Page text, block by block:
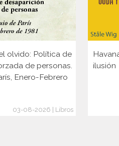
olvido: Política de
de personas.
Enero-Febrero
03-08-2026 | Libros
ilusión